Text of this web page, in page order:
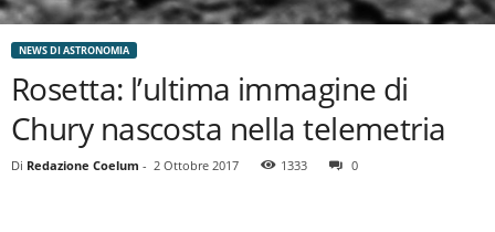
NEWS DI ASTRONOMIA
Rosetta: l’ultima immagine di
Chury nascosta nella telemetria
Di Redazione Coelum - 2 Ottobre 2017 1333 0